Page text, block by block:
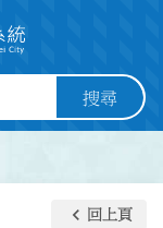
搜尋
keyboard_arrow_left 回上頁